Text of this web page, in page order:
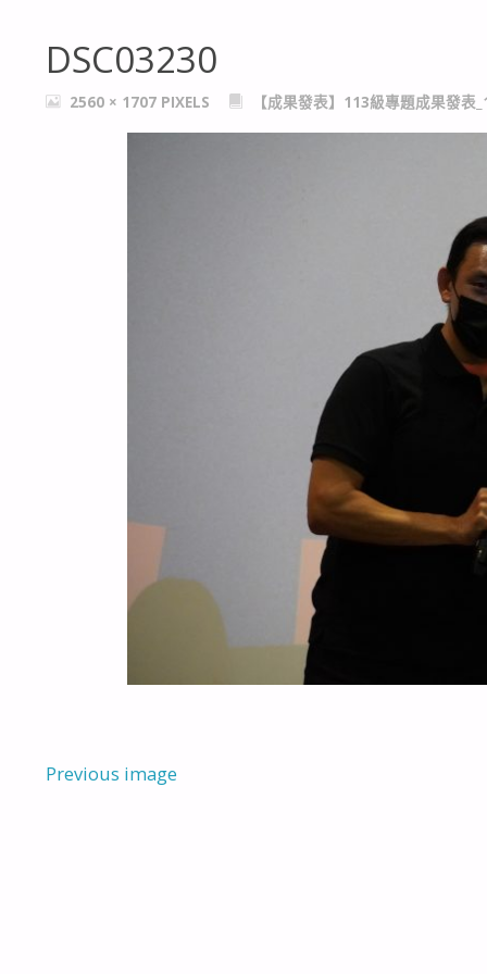
DSC03230
FULL2560 × 1707 PIXELS 【成果發表】113級專題成果發表
Previous image